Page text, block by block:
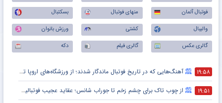
فوتبال آلمان
منهای فوتبال
بسکتبال
والیبال
کشتی
ورزش بانوان
گالری عکس
گالری فیلم دکه
۱۹:۵۸ آهنگ‌هایی که در تاریخ فوتبال ماندگار شدند؛ از ورزشگاه‌های اروپا تا جام جهانی
۱۹:۵۱ از چوب تاک برای چشم زخم تا جوراب شانس؛ عقاید عجیب فوتبالیست‌ها!